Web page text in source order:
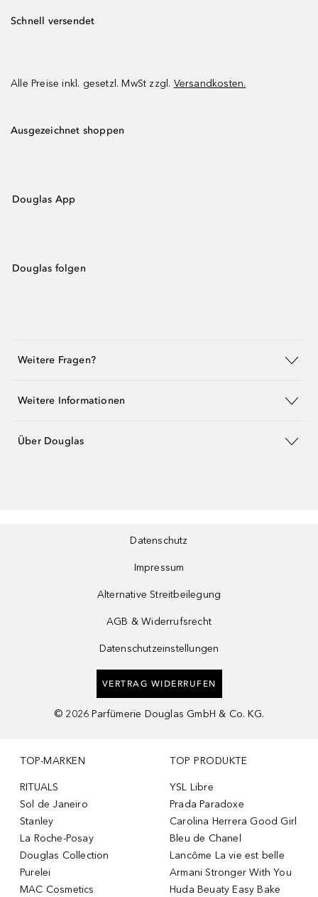
Schnell versendet
Alle Preise inkl. gesetzl. MwSt zzgl. Versandkosten.
Ausgezeichnet shoppen
Douglas App
Douglas folgen
Weitere Fragen?
Weitere Informationen
Über Douglas
Datenschutz
Impressum
Alternative Streitbeilegung
AGB & Widerrufsrecht
Datenschutzeinstellungen
VERTRAG WIDERRUFEN
© 2026 Parfümerie Douglas GmbH & Co. KG.
TOP-MARKEN
RITUALS
Sol de Janeiro
Stanley
La Roche-Posay
Douglas Collection
Purelei
MAC Cosmetics
TOP PRODUKTE
YSL Libre
Prada Paradoxe
Carolina Herrera Good Girl
Bleu de Chanel
Lancôme La vie est belle
Armani Stronger With You
Huda Beuaty Easy Bake